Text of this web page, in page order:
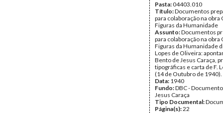
Pasta:04403.010
Título:Documentos
para colaboração na obra
Figuras da Humanidade
Assunto:Documentos
para colaboração na obra
Figuras da Humanidade
Lopes de Oliveira:
Bento de Jesus Caraça,
tipográficas e carta de F.
(14 de Outubro de 1940).
Data: 1940
Fundo:DBC -
Jesus Caraça
Tipo Documental:
Página(s):22